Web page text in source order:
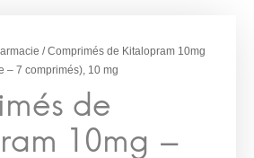
/ Comprimés de Kitalopram 10mg
– 7 comprimés), 10 mg
10mg –
(Offre
10